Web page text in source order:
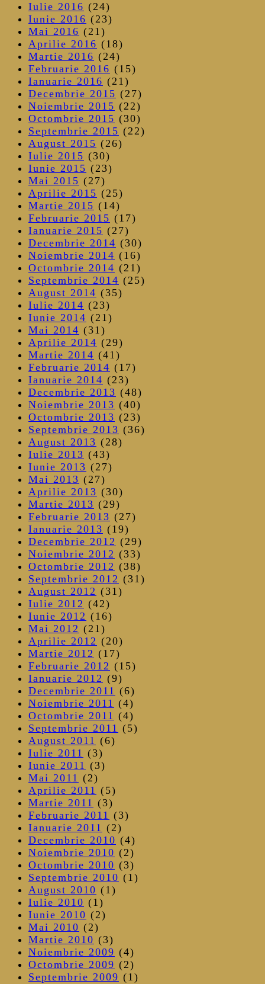
Iulie 2016 (24)
Iunie 2016 (23)
Mai 2016 (21)
Aprilie 2016 (18)
Martie 2016 (24)
Februarie 2016 (15)
Ianuarie 2016 (21)
Decembrie 2015 (27)
Noiembrie 2015 (22)
Octombrie 2015 (30)
Septembrie 2015 (22)
August 2015 (26)
Iulie 2015 (30)
Iunie 2015 (23)
Mai 2015 (27)
Aprilie 2015 (25)
Martie 2015 (14)
Februarie 2015 (17)
Ianuarie 2015 (27)
Decembrie 2014 (30)
Noiembrie 2014 (16)
Octombrie 2014 (21)
Septembrie 2014 (25)
August 2014 (35)
Iulie 2014 (23)
Iunie 2014 (21)
Mai 2014 (31)
Aprilie 2014 (29)
Martie 2014 (41)
Februarie 2014 (17)
Ianuarie 2014 (23)
Decembrie 2013 (48)
Noiembrie 2013 (40)
Octombrie 2013 (23)
Septembrie 2013 (36)
August 2013 (28)
Iulie 2013 (43)
Iunie 2013 (27)
Mai 2013 (27)
Aprilie 2013 (30)
Martie 2013 (29)
Februarie 2013 (27)
Ianuarie 2013 (19)
Decembrie 2012 (29)
Noiembrie 2012 (33)
Octombrie 2012 (38)
Septembrie 2012 (31)
August 2012 (31)
Iulie 2012 (42)
Iunie 2012 (16)
Mai 2012 (21)
Aprilie 2012 (20)
Martie 2012 (17)
Februarie 2012 (15)
Ianuarie 2012 (9)
Decembrie 2011 (6)
Noiembrie 2011 (4)
Octombrie 2011 (4)
Septembrie 2011 (5)
August 2011 (6)
Iulie 2011 (3)
Iunie 2011 (3)
Mai 2011 (2)
Aprilie 2011 (5)
Martie 2011 (3)
Februarie 2011 (3)
Ianuarie 2011 (2)
Decembrie 2010 (4)
Noiembrie 2010 (2)
Octombrie 2010 (3)
Septembrie 2010 (1)
August 2010 (1)
Iulie 2010 (1)
Iunie 2010 (2)
Mai 2010 (2)
Martie 2010 (3)
Noiembrie 2009 (4)
Octombrie 2009 (2)
Septembrie 2009 (1)